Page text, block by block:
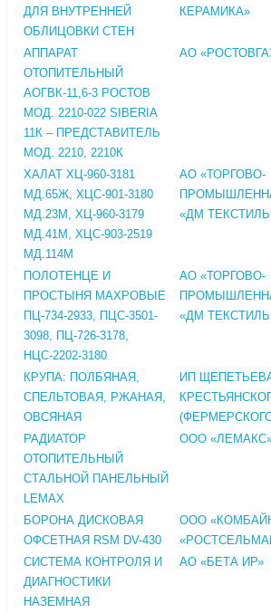
ДЛЯ ВНУТРЕННЕЙ
ОБЛИЦОВКИ СТЕН
КЕРАМИКА»
АППАРАТ
ОТОПИТЕЛЬНЫЙ
АОГВК-11,6-3 РОСТОВ
МОД. 2210-022 SIBERIA
11К – ПРЕДСТАВИТЕЛЬ
МОД. 2210, 2210К
АО
ХАЛАТ ХЦ-960-3181
МД.65Ж, ХЦС-901-3180
МД.23М, ХЦ-960-3179
МД.41М, ХЦС-903-2519
МД.114М
АО «ТОРГОВО-
«ДМ
ПОЛОТЕНЦЕ И
ПРОСТЫНЯ МАХРОВЫЕ
ПЦ-734-2933, ПЦС-3501-
3098, ПЦ-726-3178,
НЦС-2202-3180
АО «ТОРГОВО-
«ДМ
КРУПА: ПОЛБЯНАЯ,
СПЕЛЬТОВАЯ, РЖАНАЯ,
ОВСЯНАЯ
ИП
РАДИАТОР
ОТОПИТЕЛЬНЫЙ
СТАЛЬНОЙ ПАНЕЛЬНЫЙ
LEMAX
ООО
БОРОНА ДИСКОВАЯ
ОФСЕТНАЯ RSM DV-430
ООО
СИСТЕМА КОНТРОЛЯ И
ДИАГНОСТИКИ
НАЗЕМНАЯ
АО «БЕТА ИР»